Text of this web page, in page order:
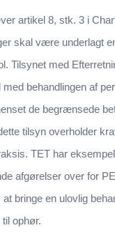
artikel 8, stk. 3 i
skal være underlagt
Tilsynet med
behandlingen af
de begrænsede
tilsyn overholder
TET har
afgørelser over for
bringe en ulovlig
ophør.